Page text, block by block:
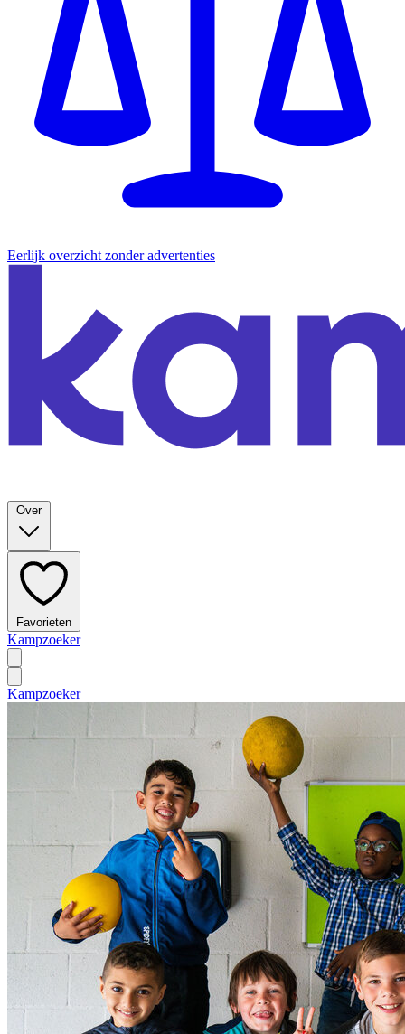
Eerlijk overzicht zonder advertenties
Over
Favorieten
Kampzoeker
Kampzoeker